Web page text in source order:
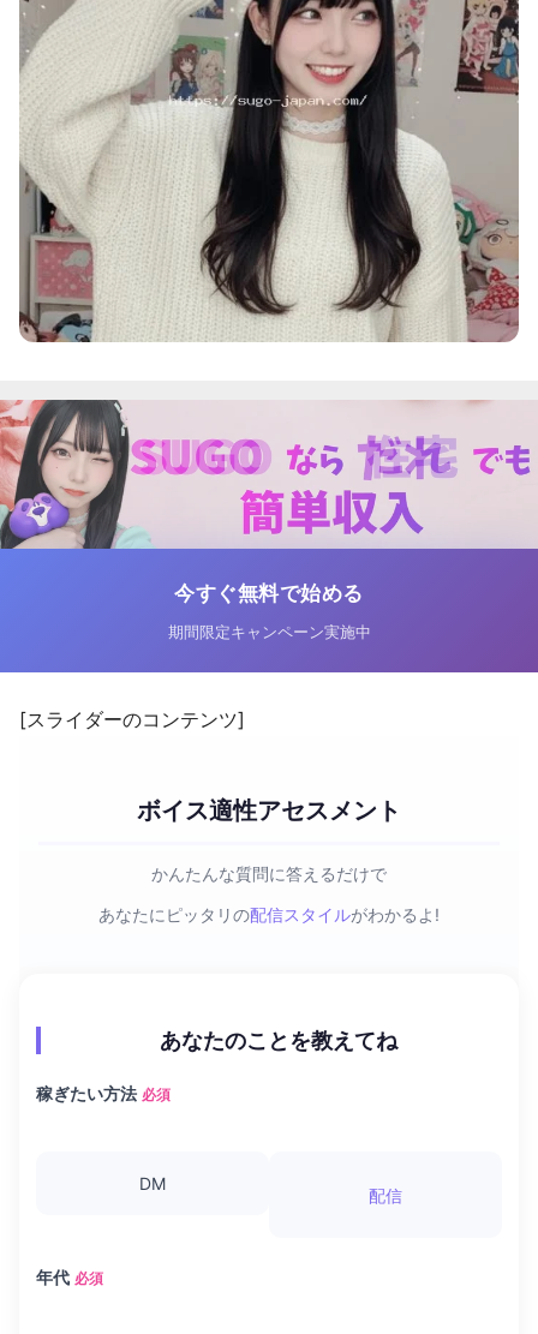
今すぐ無料で始める
期間限定キャンペーン実施中
[スライダーのコンテンツ]
ボイス適性アセスメント
かんたんな質問に答えるだけで
あなたにピッタリの配信スタイルがわかるよ!
あなたのことを教えてね
稼ぎたい方法 必須
DM
配信
年代 必須